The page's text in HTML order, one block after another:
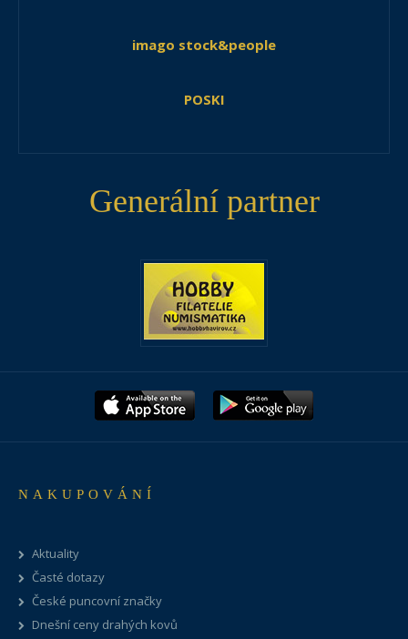
imago stock&people
POSKI
Generální partner
NAKUPOVÁNÍ
Aktuality
Časté dotazy
České puncovní značky
Dnešní ceny drahých kovů